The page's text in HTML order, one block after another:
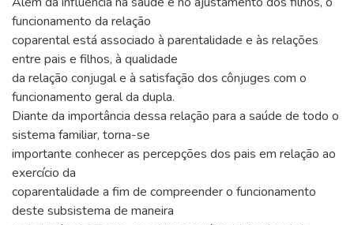
funcionamento da relação
coparental está associado à parentalidade e às relações
entre pais e filhos, à qualidade
da relação conjugal e à satisfação dos cônjuges com o
funcionamento geral da dupla.
Diante da importância dessa relação para a saúde de todo o
sistema familiar, torna-se
importante conhecer as percepções dos pais em relação ao
exercício da
coparentalidade a fim de compreender o funcionamento
deste subsistema de maneira